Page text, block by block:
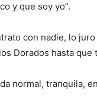
y que soy yo”.
con nadie, lo
Dorados hasta
normal, tranquila,